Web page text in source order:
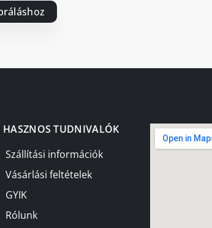
HASZNOS TUDNIVALÓK
Szállítási információk
Vásárlási feltételek
GYIK
Rólunk